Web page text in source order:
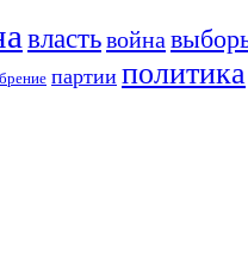
властьвойна
партии политика